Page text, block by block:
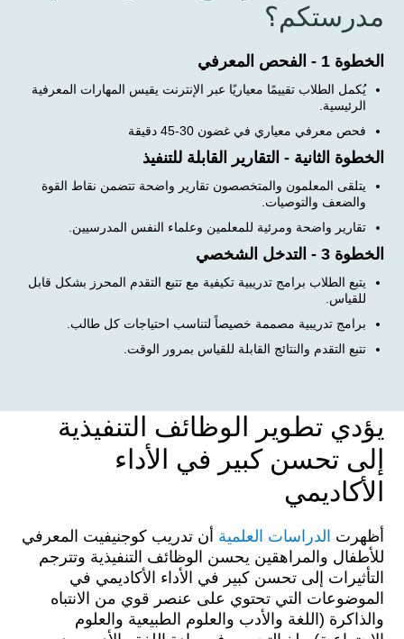
مدرستكم؟
الخطوة 1 - الفحص المعرفي
يُكمل الطلاب تقييمًا معياريًا عبر الإنترنت يقيس المهارات المعرفية
الرئيسية.
فحص معرفي معياري في غضون 30-45 دقيقة
الخطوة الثانية - التقارير القابلة للتنفيذ
يتلقى المعلمون والمتخصصون تقارير واضحة تتضمن نقاط القوة
والضعف والتوصيات.
تقارير واضحة ومرئية للمعلمين وعلماء النفس المدرسيين.
الخطوة 3 - التدخل الشخصي
يتبع الطلاب برامج تدريبية تكيفية مع تتبع التقدم المحرز بشكل قابل
للقياس.
برامج تدريبية مصممة خصيصاً لتناسب احتياجات كل طالب.
تتبع التقدم والنتائج القابلة للقياس بمرور الوقت.
يؤدي تطوير الوظائف التنفيذية
إلى تحسن كبير في الأداء
الأكاديمي
أظهرت الدراسات العلمية أن تدريب كوجنيفيت المعرفي
للأطفال والمراهقين يحسن الوظائف التنفيذية وتترجم
التأثيرات إلى تحسن كبير في الأداء الأكاديمي في
الموضوعات التي تحتوي على عنصر قوي من الانتباه
والذاكرة (اللغة والأدب والعلوم الطبيعية والعلوم